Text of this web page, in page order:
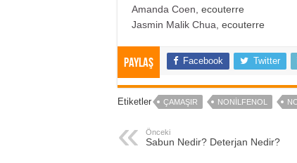
Amanda Coen, ecouterre
Jasmin Malik Chua, ecouterre
Paylaş Facebook Twitter
Etiketler ÇAMAŞIR NONILFENOL
Önceki
Sabun Nedir? Deterjan Nedir?